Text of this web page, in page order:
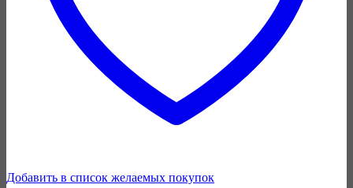
Добавить в список желаемых покупок